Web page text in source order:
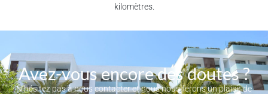
kilomètres.
Avez-vous encore des doutes ?
N’hésitez pas à nous contacter et nous nous ferons un plaisir de